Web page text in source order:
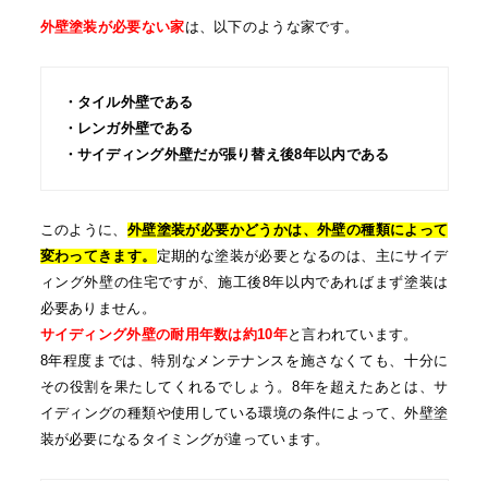
外壁塗装が必要ない家は、以下のような家です。
・タイル外壁である
・レンガ外壁である
・サイディング外壁だが張り替え後8年以内である
このように、 外壁塗装が必要かどうかは、外壁の種類によって
変わってきます。 定期的な塗装が必要となるのは、主にサイデ
ィング外壁の住宅ですが、施工後8年以内であればまず塗装は
必要ありません。
サイディング外壁の耐用年数は約10年と言われています。
8年程度までは、特別なメンテナンスを施さなくても、十分に
その役割を果たしてくれるでしょう。8年を超えたあとは、サ
イディングの種類や使用している環境の条件によって、外壁塗
装が必要になるタイミングが違っています。